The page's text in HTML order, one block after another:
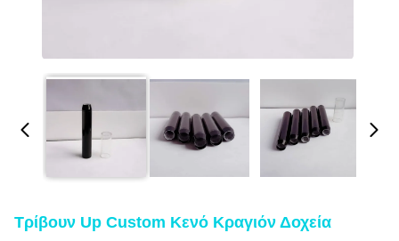
Τρίβουν Up Custom Κενό Κραγιόν Δοχεία